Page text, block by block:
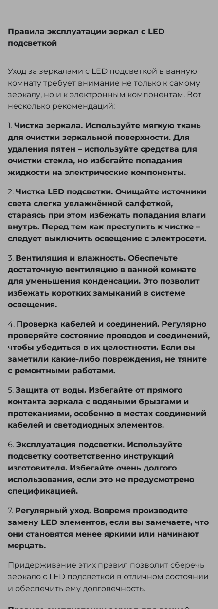
Правила эксплуатации зеркал с LED
подсветкой
Уход за зеркалами с LED подсветкой в ванную
комнату требует внимание не только к самому
зеркалу, но и к электронным компонентам. Вот
несколько рекомендаций:
1. Чистка зеркала. Используйте мягкую ткань
для очистки зеркальной поверхности. Для
удаления пятен – используйте средства для
очистки стекла, но избегайте попадания
жидкости на электрические компоненты.
2. Чистка LED подсветки. Очищайте источники
света слегка увлажнённой салфеткой,
стараясь при этом избежать попадания влаги
внутрь. Перед тем как преступить к чистке –
следует выключить освещение с электросети.
3. Вентиляция и влажность. Обеспечьте
достаточную вентиляцию в ванной комнате
для уменьшения конденсации. Это позволит
избежать коротких замыканий в системе
освещения.
4. Проверка кабелей и соединений. Регулярно
проверяйте состояние проводов и соединений,
чтобы убедиться в их целостности. Если вы
заметили какие-либо повреждения, не тяните
с ремонтными работами.
5. Защита от воды. Избегайте от прямого
контакта зеркала с водяными брызгами и
протеканиями, особенно в местах соединений
кабелей и светодиодных элементов.
6. Эксплуатация подсветки. Используйте
подсветку соответственно инструкций
изготовителя. Избегайте очень долгого
использования, если это не предусмотрено
спецификацией.
7. Регулярный уход. Вовремя производите
замену LED элементов, если вы замечаете, что
они становятся менее яркими или начинают
мерцать.
Придерживание этих правил позволит сберечь
зеркало с LED подсветкой в отличном состоянии
и обеспечить ему долговечность.